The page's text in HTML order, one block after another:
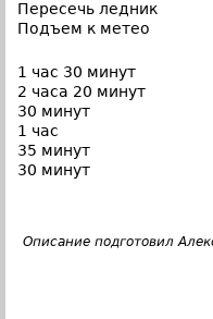
Пересечь ледник
Подъем к метео
1 час 30 минут
2 часа 20 минут
30 минут
1 час
35 минут
30 минут
Описание подготовил